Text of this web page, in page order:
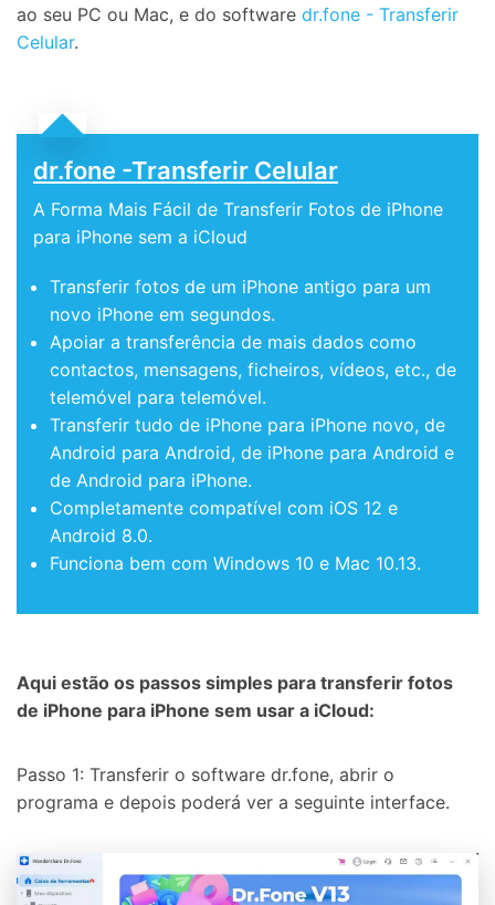
ao seu PC ou Mac, e do software dr.fone - Transferir
Celular.
dr.fone -Transferir Celular
A Forma Mais Fácil de Transferir Fotos de iPhone
para iPhone sem a iCloud
Transferir fotos de um iPhone antigo para um
novo iPhone em segundos.
Apoiar a transferência de mais dados como
contactos, mensagens, ficheiros, vídeos, etc., de
telemóvel para telemóvel.
Transferir tudo de iPhone para iPhone novo, de
Android para Android, de iPhone para Android e
de Android para iPhone.
Completamente compatível com iOS 12 e
Android 8.0.
Funciona bem com Windows 10 e Mac 10.13.
Aqui estão os passos simples para transferir fotos
de iPhone para iPhone sem usar a iCloud:
Passo 1: Transferir o software dr.fone, abrir o
programa e depois poderá ver a seguinte interface.